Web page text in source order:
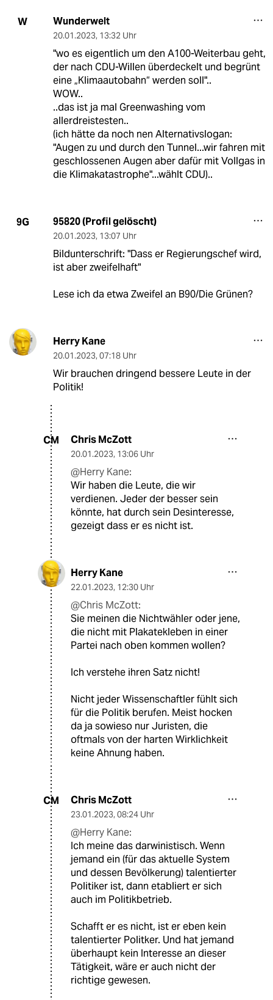
W Wunderwelt
20.01.2023, 13:32 Uhr
"wo es eigentlich um den A100-Weiterbau geht,
der nach CDU-Willen überdeckelt und begrünt
eine „Klimaautobahn“ werden soll"..
WOW..
..das ist ja mal Greenwashing vom
allerdreistesten..
(ich hätte da noch nen Alternativslogan:
"Augen zu und durch den Tunnel...wir fahren mit
geschlossenen Augen aber dafür mit Vollgas in
die Klimakatastrophe"...wählt CDU)..
9G 95820 (Profil gelöscht)
20.01.2023, 13:07 Uhr
Bildunterschrift: "Dass er Regierungschef wird,
ist aber zweifelhaft"
Lese ich da etwa Zweifel an B90/Die Grünen?
Herry Kane
20.01.2023, 07:18 Uhr
Wir brauchen dringend bessere Leute in der
Politik!
CM Chris McZott
20.01.2023, 13:06 Uhr
@Herry Kane:
Wir haben die Leute, die wir
verdienen. Jeder der besser sein
könnte, hat durch sein Desinteresse,
gezeigt dass er es nicht ist.
Herry Kane
22.01.2023, 12:30 Uhr
@Chris McZott:
Sie meinen die Nichtwähler oder jene,
die nicht mit Plakatekleben in einer
Partei nach oben kommen wollen?
Ich verstehe ihren Satz nicht!
Nicht jeder Wissenschaftler fühlt sich
für die Politik berufen. Meist hocken
da ja sowieso nur Juristen, die
oftmals von der harten Wirklichkeit
keine Ahnung haben.
CM Chris McZott
23.01.2023, 08:24 Uhr
@Herry Kane:
Ich meine das darwinistisch. Wenn
jemand ein (für das aktuelle System
und dessen Bevölkerung) talentierter
Politiker ist, dann etabliert er sich
auch im Politikbetrieb.
Schafft er es nicht, ist er eben kein
talentierter Politker. Und hat jemand
überhaupt kein Interesse an dieser
Tätigkeit, wäre er auch nicht der
richtige gewesen.